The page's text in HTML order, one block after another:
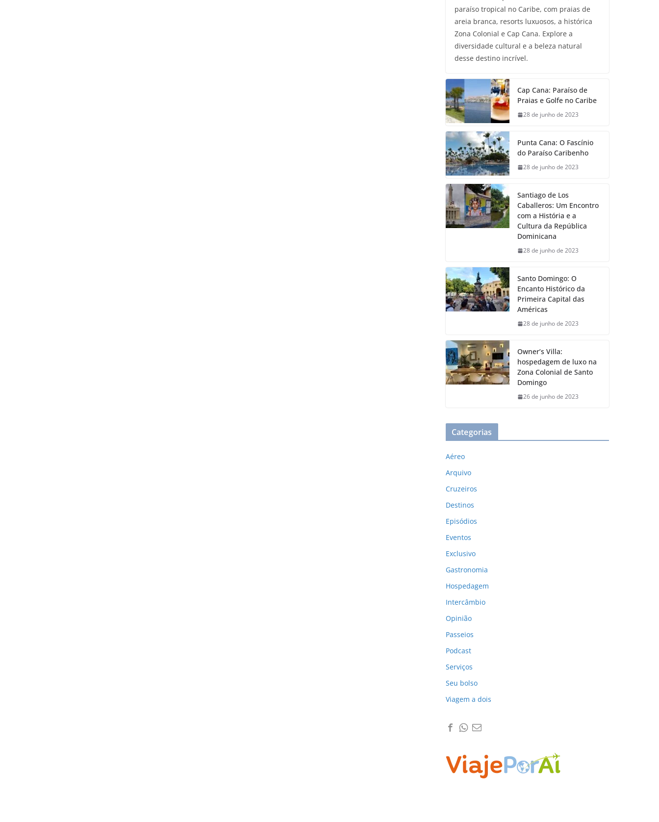
paraíso tropical no Caribe, com praias de
areia branca, resorts luxuosos, a histórica
Zona Colonial e Cap Cana. Explore a
diversidade cultural e a beleza natural
desse destino incrível.
Cap Cana: Paraíso de
Praias e Golfe no Caribe
28 de junho de 2023
Punta Cana: O Fascínio
do Paraíso Caribenho
28 de junho de 2023
Santiago de Los
Caballeros: Um Encontro
com a História e a
Cultura da República
Dominicana
28 de junho de 2023
Santo Domingo: O
Encanto Histórico da
Primeira Capital das
Américas
28 de junho de 2023
Owner’s Villa:
hospedagem de luxo na
Zona Colonial de Santo
Domingo
26 de junho de 2023
Categorias
Aéreo
Arquivo
Cruzeiros
Destinos
Episódios
Eventos
Exclusivo
Gastronomia
Hospedagem
Intercâmbio
Opinião
Passeios
Podcast
Serviços
Seu bolso
Viagem a dois